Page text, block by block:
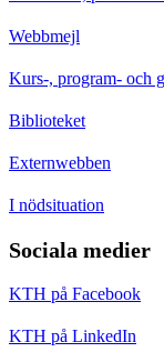
Webbmejl
Kurs-, program- och
Biblioteket
Externwebben
I nödsituation
Sociala medier
KTH på Facebook
KTH på LinkedIn